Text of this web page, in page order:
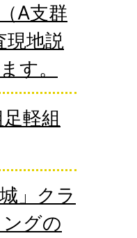
A支群
現地説
す。
軽組
」クラ
グの